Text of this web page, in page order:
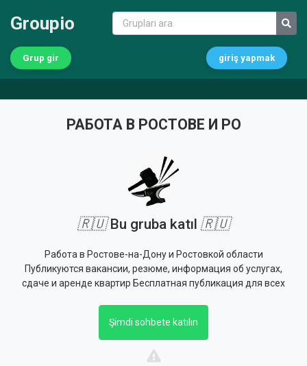
Groupio
Grup gir giriş yapmak
РАБОТА В РОСТОВЕ И РО
🇷🇺Bu gruba katıl 🇷🇺
Работа в Ростове-на-Дону и Ростовкой области
Публикуются вакансии, резюме, информация об услугах,
сдаче и аренде квартир Бесплатная публикация для всех
Şimdi sohbete katılın